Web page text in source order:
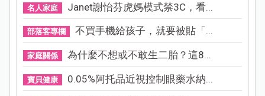
名人家庭 Janet謝怡芬虎媽模式禁3C，看...
部落客專欄 不買手機給孩子，就要被貼「...
家庭關係 為什麼不想或不敢生二胎？這8...
寶貝健康 0.05%阿托品近視控制眼藥水納...